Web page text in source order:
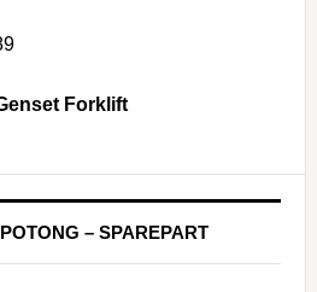
Forklift
– SPAREPART